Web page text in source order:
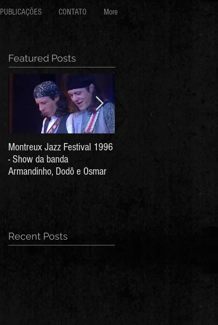
PUBLICAÇÕES CONTATO More
Featured Posts
Montreux Jazz Festival 1996
- Show da banda
Armandinho, Dodô e Osmar
Recent Posts